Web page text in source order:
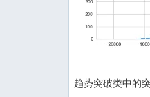
趋势突破类中的